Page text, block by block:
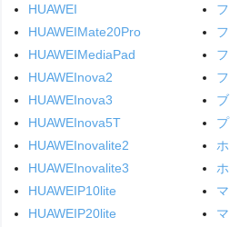
HUAWEI
HUAWEIMate20Pro
HUAWEIMediaPad
HUAWEInova2
HUAWEInova3
HUAWEInova5T
HUAWEInovalite2
HUAWEInovalite3
HUAWEIP10lite
HUAWEIP20lite